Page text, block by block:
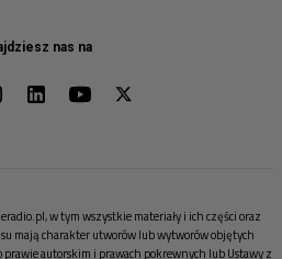
nas na
w tym wszystkie materiały i ich części oraz
mają charakter utworów lub wytworów objętych
autorskim i prawach pokrewnych lub Ustawy z